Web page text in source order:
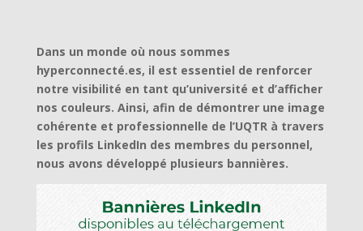
Dans un monde où nous sommes
hyperconnecté.es, il est essentiel de renforcer
notre visibilité en tant qu’université et d’afficher
nos couleurs. Ainsi, afin de démontrer une image
cohérente et professionnelle de l’UQTR à travers
les profils LinkedIn des membres du personnel,
nous avons développé plusieurs bannières.